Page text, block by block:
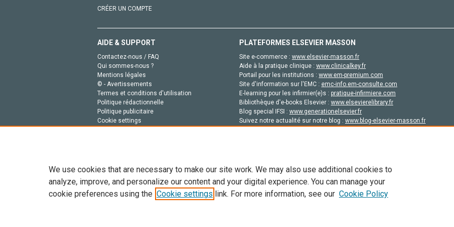
CRÉER UN COMPTE
AIDE & SUPPORT
Contactez-nous / FAQ
Qui sommes-nous ?
Mentions légales
© - Avertissements
Termes et conditions d'utilisation
Politique rédactionnelle
Politique publicitaire
Cookie settings
PLATEFORMES ELSEVIER MASSON
Site e-commerce : www.elsevier-masson.fr
Aide à la pratique clinique : www.clinicalkey.fr
Portail pour les institutions : www.em-premium.com
Site d'information sur l'EMC : emc-info.em-consulte.com
E-learning pour les infirmier(e)s : pratique-infirmiere.com
Bibliothèque d'e-books Elsevier : www.elsevierelibrary.fr
Blog special IFSI : www.generationelsevier.fr
Suivez notre actualité sur notre blog : www.blog-elsevier-masson.fr
Tout le contenu de ce site: Copyright © 2026 Elsevier, ses concédants de licence et ses contributeurs. Tout les droits sont réservés,
We use cookies that are necessary to make our site work. We may also use additional cookies to
analyze, improve, and personalize our content and your digital experience. You can manage your
cookie preferences using the Cookie settings link. For more information, see our Cookie Policy